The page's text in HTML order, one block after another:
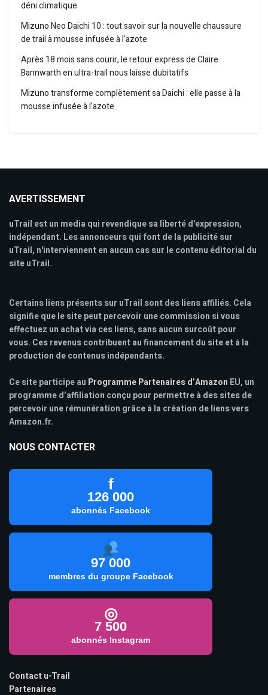
déni climatique
Mizuno Neo Daichi 10 : tout savoir sur la nouvelle chaussure
de trail à mousse infusée à l’azote
Après 18 mois sans courir, le retour express de Claire
Bannwarth en ultra-trail nous laisse dubitatifs
Mizuno transforme complètement sa Daichi : elle passe à la
mousse infusée à l’azote
AVERTISSEMENT
uTrail est un media qui revendique sa liberté d'expression,
indépendant. Les annonceurs qui font de la publicité sur
uTrail, n'interviennent en aucun cas sur le contenu éditorial du
site uTrail.
Certains liens présents sur uTrail sont des liens affiliés. Cela
signifie que le site peut percevoir une commission si vous
effectuez un achat via ces liens, sans aucun surcoût pour
vous. Ces revenus contribuent au financement du site et à la
production de contenus indépendants.
Ce site participe au Programme Partenaires d’Amazon EU, un
programme d’affiliation conçu pour permettre à des sites de
percevoir une rémunération grâce à la création de liens vers
Amazon.fr.
NOUS CONTACTER
f
126 000
abonnés Facebook
97 000
membres du groupe Facebook
◎
7 500
abonnés Instagram
Contact u-Trail
Partenaires